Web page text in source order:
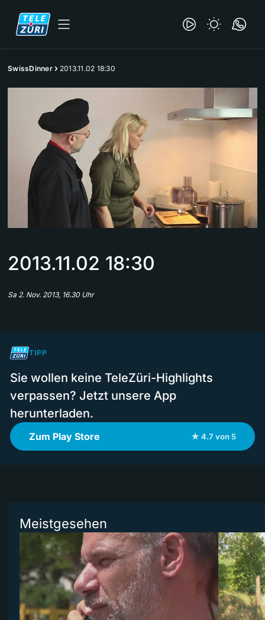
SwissDinner 2013.11.02 18:30
2013.11.02 18:30
Sa 2. Nov. 2013, 16.30 Uhr
TIPP
Sie wollen keine TeleZüri-Highlights
verpassen? Jetzt unsere App
herunterladen.
Zum Play Store ★ 4.7 von 5
Meistgesehen